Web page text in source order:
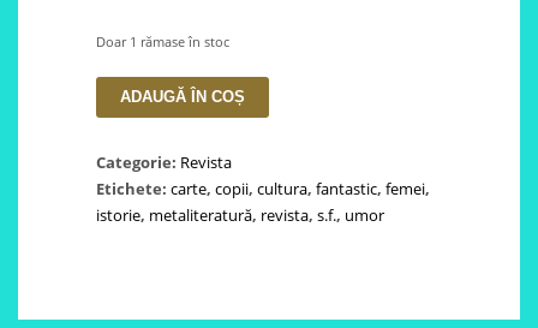
Doar 1 rămase în stoc
Cantitate
Revista
nr.
11-
iunie/2025
ADAUGĂ ÎN COȘ
Categorie: Revista
Etichete: carte, copii, cultura, fantastic, femei,
istorie, metaliteratură, revista, s.f., umor